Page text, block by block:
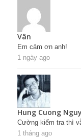
Vân
Em cảm ơn anh!
1 ngày ago
Hung Cuong
Cường kiểm tra thì
1 tháng ago